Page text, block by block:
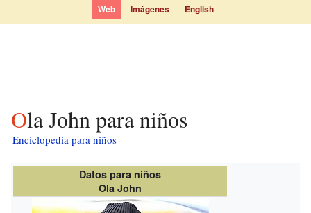
Web Imágenes English
Ola John para niños
Enciclopedia para niños
Datos para niños
Ola John